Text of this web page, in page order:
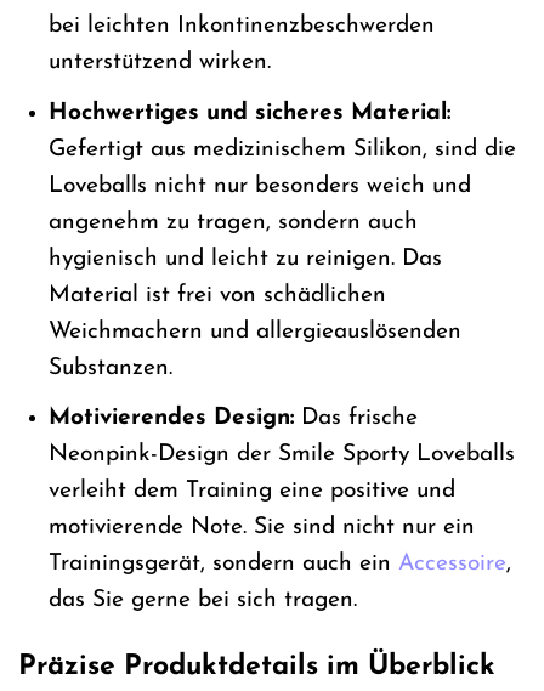
bei leichten Inkontinenzbeschwerden
unterstützend wirken.
Hochwertiges und sicheres Material:
Gefertigt aus medizinischem Silikon, sind die
Loveballs nicht nur besonders weich und
angenehm zu tragen, sondern auch
hygienisch und leicht zu reinigen. Das
Material ist frei von schädlichen
Weichmachern und allergieauslösenden
Substanzen.
Motivierendes Design:Das frische
Neonpink-Design der Smile Sporty Loveballs
verleiht dem Training eine positive und
motivierende Note. Sie sind nicht nur ein
Trainingsgerät, sondern auch ein Accessoire,
das Sie gerne bei sich tragen.
Präzise Produktdetails im Überblick